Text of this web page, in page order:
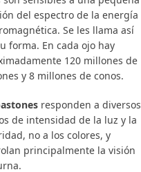
del espectro de la energía
Se les llama así
forma. En cada ojo hay
120 millones de
y 8 millones de conos.
responden a diversos
de intensidad de la luz y la
no a los colores, y
principalmente la visión